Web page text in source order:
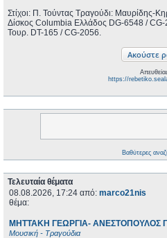
Στίχοι: Π. Τούντας Τραγούδι: Μαυρίδης-
Δίσκος Columbia Ελλάδος DG-6548 /
Τουρ. DT-165 / CG-2056.
https://
Βαθύτερες
Τελευταία θέματα
08.08.2026, 17:24 από: marco21nis
θέμα:
ΜΗΤΤΑΚΗ ΓΕΩΡΓΙΑ- ΑΝΕΣΤΟΠΟΥΛΟΣ
Μουσική - Τραγούδια